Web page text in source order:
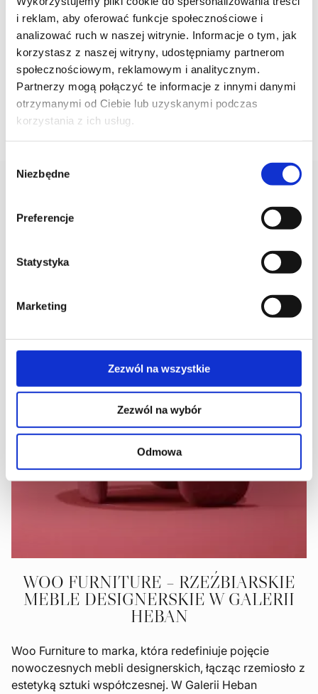
i reklam, aby oferować funkcje społecznościowe i
analizować ruch w naszej witrynie. Informacje o tym, jak
korzystasz z naszej witryny, udostępniamy partnerom
społecznościowym, reklamowym i analitycznym.
Partnerzy mogą połączyć te informacje z innymi danymi
otrzymanymi od Ciebie lub uzyskanymi podczas
korzystania z ich usług.
zgody
Niezbędne
Preferencje
Statystyka
Marketing
Zezwól na wszystkie
Zezwól na wybór
Odmowa
MOKA ALESSI zaparzacz do
espresso, ciśnieniowy, na 3
filiżanki
237,00ZŁ
DODAJ DO KOSZYKA
LA CUPOLA zaparzacz do
espresso, ciśnieniowy,
czarne uchwyty, na 6
filiżanek
409,00ZŁ
WOO FURNITURE – RZEŹBIARSKIE
MEBLE DESIGNERSKIE W GALERII
HEBAN
Woo Furniture to marka, która redefiniuje pojęcie
nowoczesnych mebli designerskich, łącząc rzemiosło z
estetyką sztuki współczesnej. W Galerii Heban